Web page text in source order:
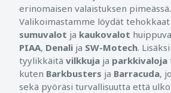
erinomaisen valaistuksen pimeässä.
Valikoimastamme löydät tehokkaat
sumuvalot ja kaukovalot
PIAA, Denali ja SW-Motech.
tyylikkäitä vilkkuja ja parkkivaloja
kuten Barkbusters ja Barracuda,
sekä pyöräsi turvallisuutta että